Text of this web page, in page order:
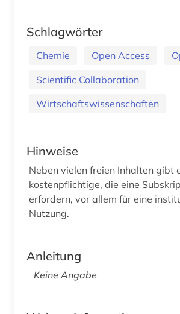
Schlagwörter
Chemie Open Access
Scientific Collaboration
Wirtschaftswissenschaften
Hinweise
Neben vielen freien Inhalten gibt
kostenpflichtige, die eine
erfordern, vor allem für eine
Nutzung.
Anleitung
Keine Angabe